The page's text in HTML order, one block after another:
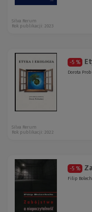
Silva Rerum
Rok publikacji: 2023
-5 %
Dorota
Silva Rerum
Rok publikacji: 2022
-5 %
Filip